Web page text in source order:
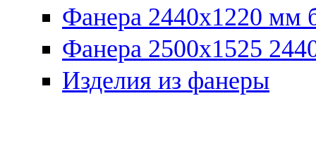
Фанера 2440x1220 мм
Фанера 2500x1525
Изделия из фанеры